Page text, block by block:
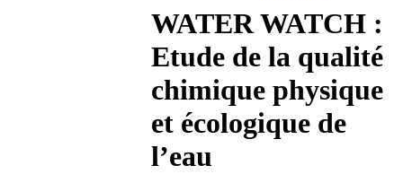
WATER WATCH :
Etude de la qualité
chimique physique
et écologique de
l’eau